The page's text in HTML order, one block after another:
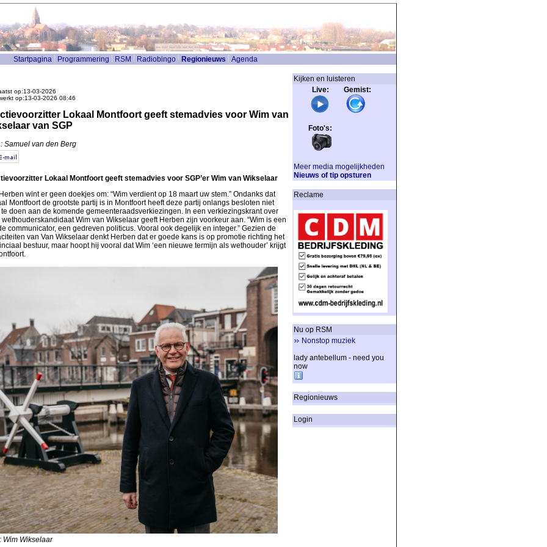
Startpagina Programmering RSM Radiobingo Regionieuws Agenda
op:13-03-2026
op:13-03-2026 08:46
Lokaal Montfoort geeft stemadvies voor Wim van
van SGP
Samuel van den Berg
Lokaal Montfoort geeft stemadvies voor SGP’er Wim van Wikselaar
wint er geen doekjes om: “Wim verdient op 18 maart uw stem.” Ondanks dat
Montfoort de grootste partij is in Montfoort heeft deze partij onlangs besloten niet
doen aan de komende gemeenteraadsverkiezingen. In een verkiezingskrant over
wethouderskandidaat Wim van Wikselaar geeft Herben zijn voorkeur aan. “Wim is een
communicator, een gedreven politicus. Vooral ook degelijk en integer.” Gezien de
van Van Wikselaar denkt Herben dat er goede kans is op promotie richting het
bestuur, maar hoopt hij vooral dat Wim ‘een nieuwe termijn als wethouder’ krijgt
Wim Wikselaar
Kijken en luisteren
Live: Gemist:
Foto's:
Meer media mogelijkheden
Nieuws of tip opsturen
Reclame
Nu op RSM
Nonstop muziek
lady antebellum - need you
now
Regionieuws
Login